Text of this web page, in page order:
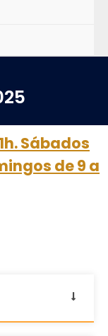
Sábados
de 9 a